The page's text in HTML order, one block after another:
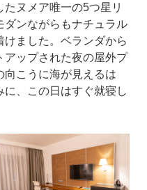
ヌメア唯一の5つ星リ
ダンながらもナチュラル
ました。ベランダから
アップされた夜の屋外プ
向こうに海が見えるは
、この日はすぐ就寝し